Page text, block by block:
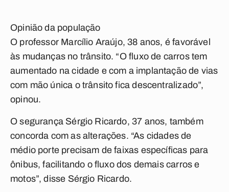
Opinião da população
O professor Marcílio Araújo, 38 anos, é favorável
às mudanças no trânsito. “O fluxo de carros tem
aumentado na cidade e com a implantação de vias
com mão única o trânsito fica descentralizado”,
opinou.
O segurança Sérgio Ricardo, 37 anos, também
concorda com as alterações. “As cidades de
médio porte precisam de faixas específicas para
ônibus, facilitando o fluxo dos demais carros e
motos”, disse Sérgio Ricardo.